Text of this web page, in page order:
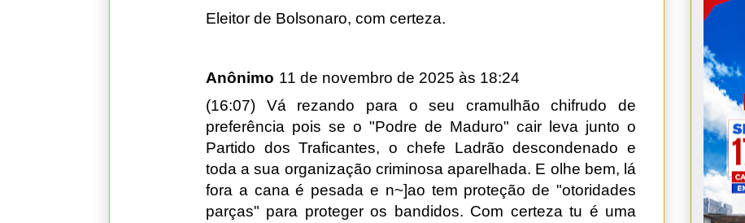
Eleitor de Bolsonaro, com certeza.
Anônimo 11 de novembro de 2025 às 18:24
(16:07) Vá rezando para o seu cramulhão chifrudo de
preferência pois se o "Podre de Maduro" cair leva junto o
Partido dos Traficantes, o chefe Ladrão descondenado e
toda a sua organização criminosa aparelhada. E olhe bem, lá
fora a cana é pesada e n~]ao tem proteção de "otoridades
parças" para proteger os bandidos. Com certeza tu é uma